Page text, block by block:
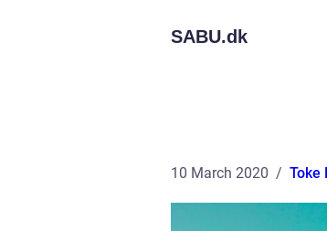
SABU.dk
10 March 2020 Toke